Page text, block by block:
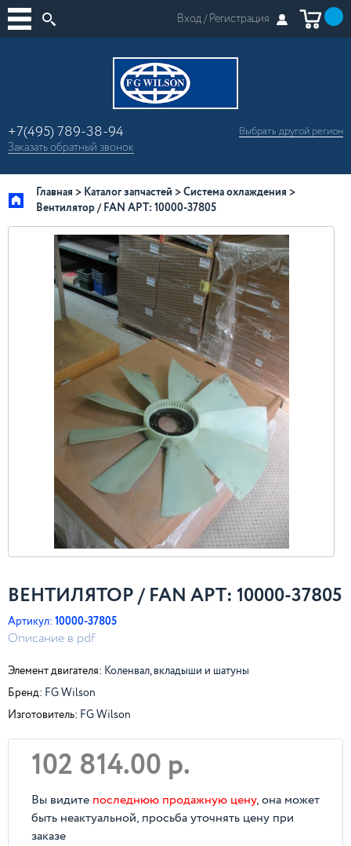
Вход /Регистрация
+7(495) 789-38-94
Заказатьобратный звонок
Выбрать другой регион
Главная Каталог запчастей
Система охлаждения
Вентилятор / FAN АРТ: 10000-37805
ВЕНТИЛЯТОР / FAN АРТ: 10000-37805
Артикул: 10000-37805
Описание в pdf
Элемент двигателя: Коленвал, вкладыши и шатуны
Бренд: FG Wilson
Изготовитель: FG Wilson
102 814.00 р.
Вы видите последнюю продажную цену, она может
быть неактуальной, просьба уточнять цену при
заказе